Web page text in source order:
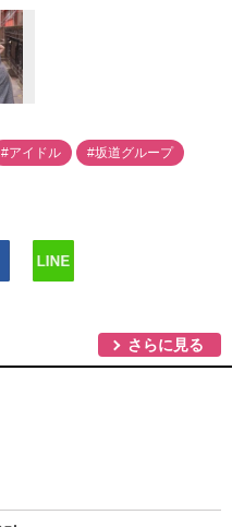
#アイドル #坂道グループ
さらに見る